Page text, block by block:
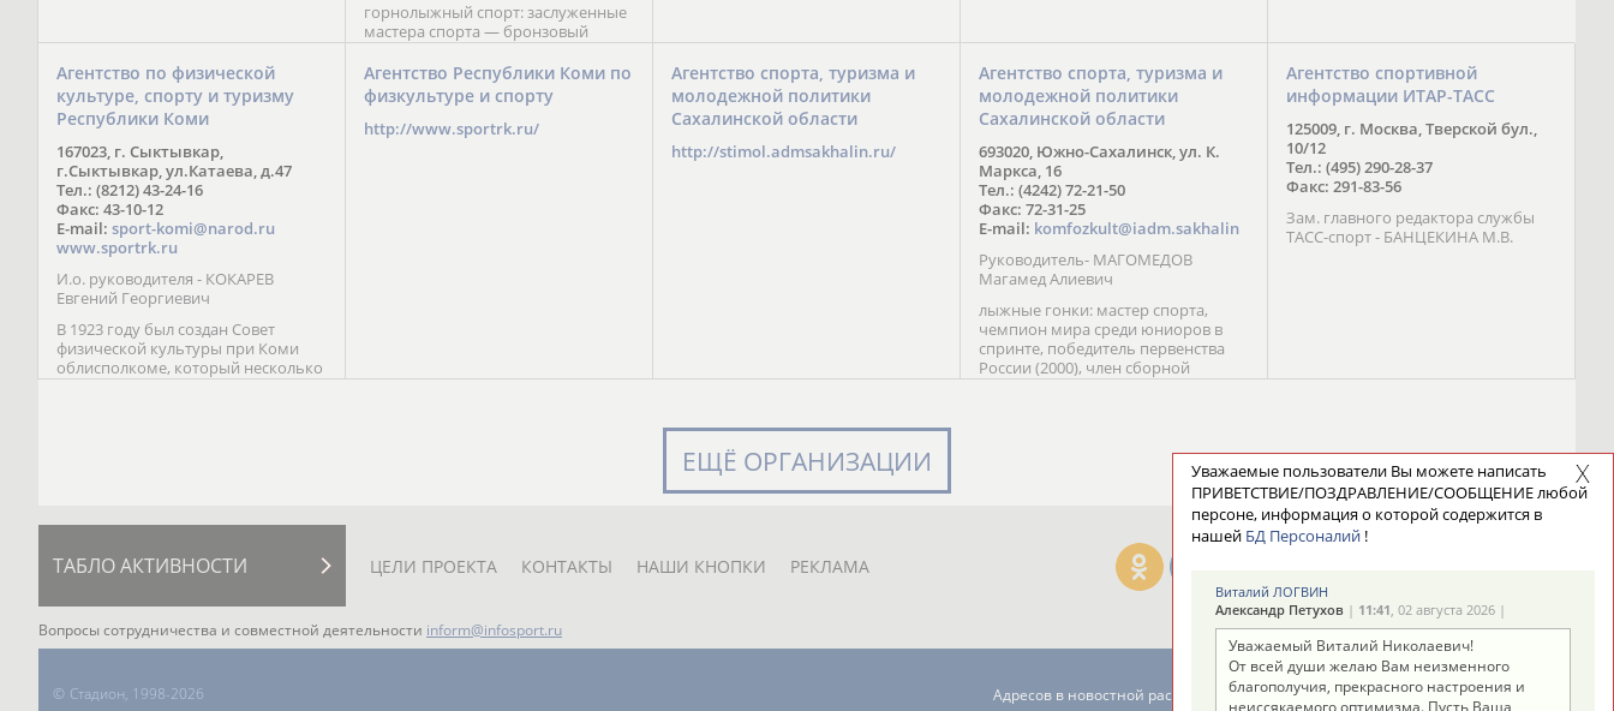
горнолыжный спорт: заслуженные
мастера спорта — бронзовый
призер Кубка мира (1997),
обладатель Кубка Европы (2002) В.
Зеленская; бронзовый призер
Паралимпийских игр в Солт-Лейк-
Сити (2002) А. Мошкин; мастер
Агентство по физической
культуре, спорту и туризму
Республики Коми
167023, г. Сыктывкар,
г.Сыктывкар, ул.Катаева, д.47
Тел.: (8212) 43-24-16
Факс: 43-10-12
E-mail: sport-komi@narod.ru
www.sportrk.ru
И.о. руководителя - КОКАРЕВ
Евгений Георгиевич
В 1923 году был создан Совет
физической культуры при Коми
облисполкоме, который несколько
раз реорганизовывался; с 1994 года
Агентство Республики Коми по
физкультуре и спорту
http://www.sportrk.ru/
Агентство спорта, туризма и
молодежной политики
Сахалинской области
http://stimol.admsakhalin.ru/
Агентство спорта, туризма и
молодежной политики
Сахалинской области
693020, Южно-Сахалинск, ул. К.
Маркса, 16
Тел.: (4242) 72-21-50
Факс: 72-31-25
E-mail: komfozkult@iadm.sakhalin
Руководитель- МАГОМЕДОВ
Магамед Алиевич
лыжные гонки: мастер спорта,
чемпион мира среди юниоров в
спринте, победитель первенства
России (2000), член сборной
команды России С. Новиков;
Кубка России (1999) В. Разницын;
первенств России (1999, 2000), член
юниорской сборной команды
Агентство спортивной
информации ИТАР-ТАСС
125009, г. Москва, Тверской бул.,
10/12
Тел.: (495) 290-28-37
Факс: 291-83-56
Зам. главного редактора службы
ТАСС-спорт - БАНЦЕКИНА М.В.
ЕЩЁ ОРГАНИЗАЦИИ
ТАБЛО АКТИВНОСТИ ЦЕЛИ ПРОЕКТА КОНТАКТЫ НАШИ КНОПКИ РЕКЛАМА
Вопросы сотрудничества и совместной деятельности inform@infosport.ru
© Стадион, 1998-2026 Адресов в новостной рассылке: 996
Уважаемые пользователи Вы можете написать
ПРИВЕТСТВИЕ/ПОЗДРАВЛЕНИЕ/СООБЩЕНИЕ любой
персоне, информация о которой содержится в
нашей БД Персоналий !
Виталий ЛОГВИН
Александр Петухов | 11:41, 02 августа 2026 |
Уважаемый Виталий Николаевич!
От всей души желаю Вам неизменного
благополучия, прекрасного настроения и
неиссякаемого оптимизма. Пусть Ваша